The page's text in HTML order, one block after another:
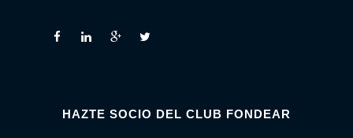
HAZTE SOCIO DEL CLUB FONDEAR